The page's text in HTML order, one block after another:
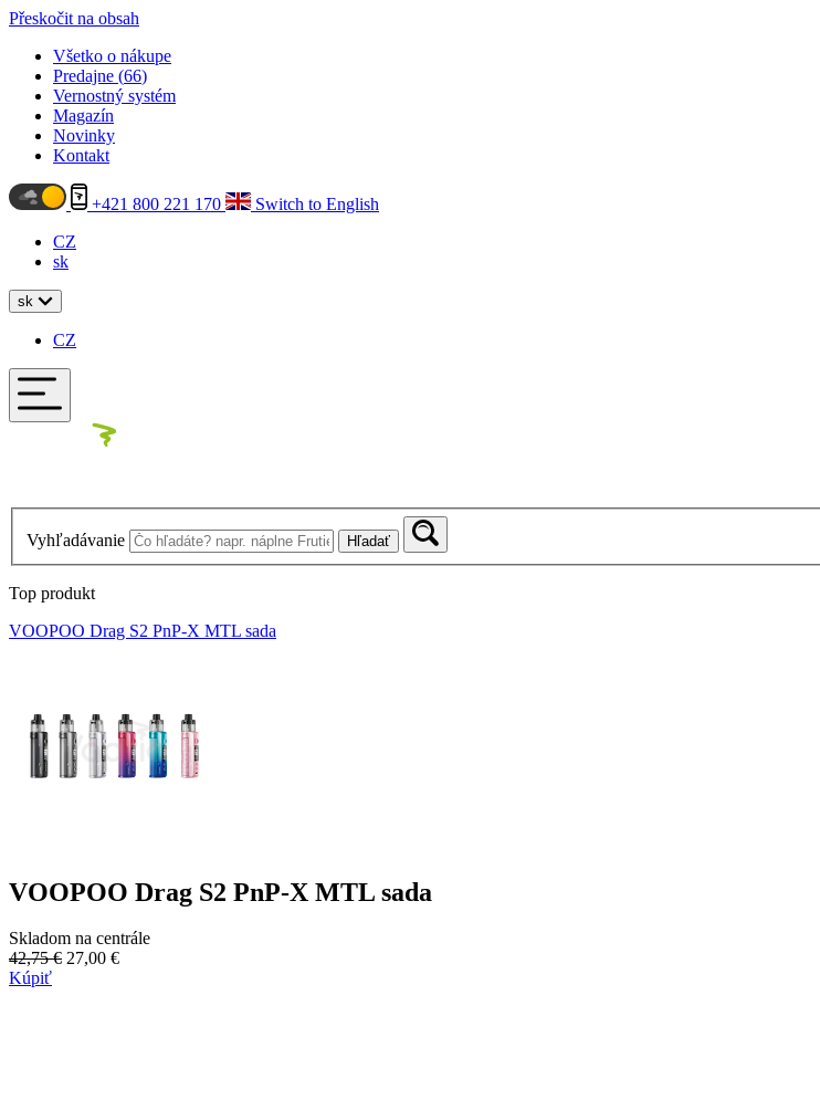
Přeskočit na obsah
Všetko o nákupe
Predajne (66)
Vernostný systém
Magazín
Novinky
Kontakt
+421 800 221 170
Switch to English
CZ
sk
sk
CZ
Vyhľadávanie Hľadať
Top produkt
VOOPOO Drag S2 PnP-X MTL sada
VOOPOO Drag S2 PnP-X MTL sada
Skladom na centrále
42,75 € 27,00 €
Kúpiť